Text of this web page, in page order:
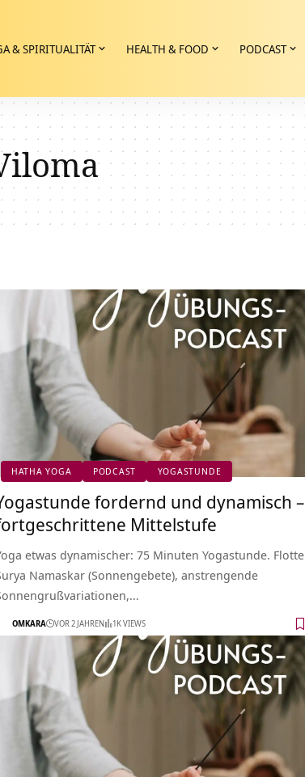
& SPIRITUALITÄT HEALTH & FOOD PODCAST
HATHA YOGA PODCAST YOGASTUNDE
fordernd und dynamisch –
Mittelstufe
etwas dynamischer: 75 Minuten Yogastunde. Flotte
Namaskar (Sonnengebete), anstrengende
OMKARA VOR 2 JAHREN 1K VIEWS